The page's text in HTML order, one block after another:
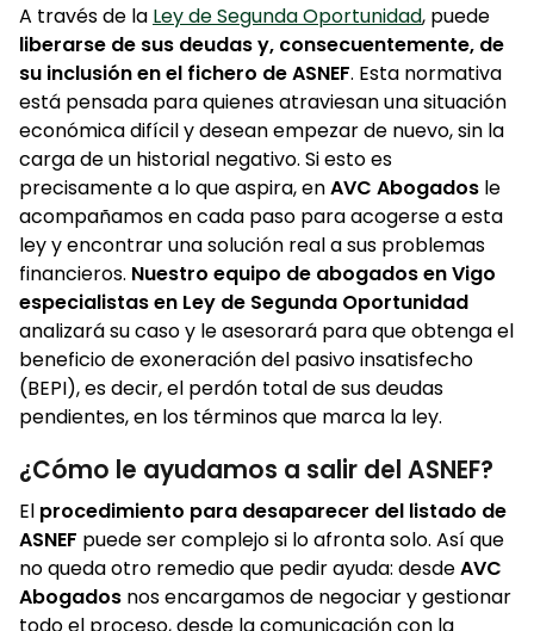
A través de la Ley de Segunda Oportunidad, puede
liberarse de sus deudas y, consecuentemente, de
su inclusión en el fichero de ASNEF. Esta normativa
está pensada para quienes atraviesan una situación
económica difícil y desean empezar de nuevo, sin la
carga de un historial negativo. Si esto es
precisamente a lo que aspira, enAVC Abogados le
acompañamos en cada paso para acogerse a esta
ley y encontrar una solución real a sus problemas
financieros. Nuestro equipo de abogados en Vigo
especialistas en Ley de Segunda Oportunidad
analizará su caso y le asesorará para que obtenga el
beneficio de exoneración del pasivo insatisfecho
(BEPI), es decir, el perdón total de sus deudas
pendientes, en los términos que marca la ley.
¿Cómo le ayudamos a salir del ASNEF?
El procedimiento para desaparecer del listado de
ASNEF puede ser complejo si lo afronta solo. Así que
no queda otro remedio que pedir ayuda: desdeAVC
Abogados nos encargamos de negociar y gestionar
todo el proceso, desde la comunicación con la